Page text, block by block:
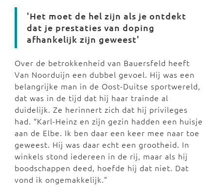
'Het moet de hel zijn als je ontdekt
dat je prestaties van doping
afhankelijk zijn geweest'
Over de betrokkenheid van Bauersfeld heeft
Van Noorduijn een dubbel gevoel. Hij was een
belangrijke man in de Oost-Duitse sportwereld,
dat was in de tijd dat hij haar trainde al
duidelijk. Ze herinnert zich dat hij privileges
had. “Karl-Heinz en zijn gezin hadden een huisje
aan de Elbe. Ik ben daar een keer mee naar toe
geweest. Hij was daar echt een grootheid. In
winkels stond iedereen in de rij, maar als hij
boodschappen deed, hoefde hij dat niet. Dat
vond ik ongemakkelijk.”